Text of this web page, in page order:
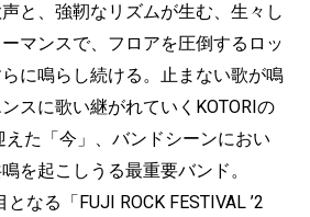
と、強靭なリズムが生む、生々し
マンスで、フロアを圧倒するロッ
に鳴らし続ける。止まない歌が鳴
スに歌い継がれていくKOTORIの
た「今」、バンドシーンにおい
を起こしうる最重要バンド。
なる「FUJI ROCK FESTIVAL ’2